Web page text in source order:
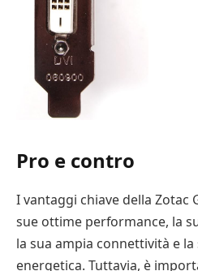
Pro e contro
I vantaggi chiave della Zotac
sue ottime performance, la
la sua ampia connettività e la
energetica. Tuttavia, è